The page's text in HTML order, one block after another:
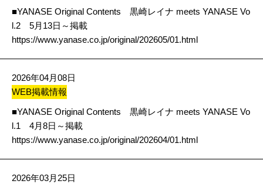
■YANASE Original Contents 黒崎レイナ meets YANASE Vo
l.2 5月13日～掲載
https://www.yanase.co.jp/original/202605/01.html
2026年04月08日
WEB掲載情報
■YANASE Original Contents 黒崎レイナ meets YANASE Vo
l.1 4月8日～掲載
https://www.yanase.co.jp/original/202604/01.html
2026年03月25日